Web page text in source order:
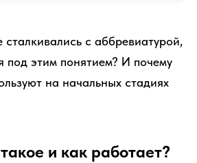
с аббревиатурой,
под этим понятием? И почему
на начальных стадиях
и как работает?